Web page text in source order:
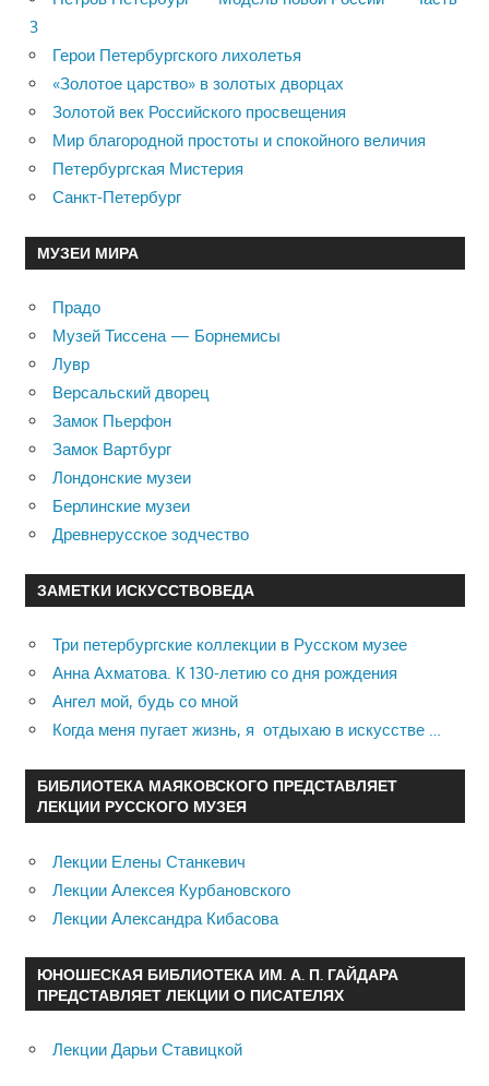
3
Герои Петербургского лихолетья
«Золотое царство» в золотых дворцах
Золотой век Российского просвещения
Мир благородной простоты и спокойного величия
Петербургская Мистерия
Санкт-Петербург
МУЗЕИ МИРА
Прадо
Музей Тиссена — Борнемисы
Лувр
Версальский дворец
Замок Пьерфон
Замок Вартбург
Лондонские музеи
Берлинские музеи
Древнерусское зодчество
ЗАМЕТКИ ИСКУССТВОВЕДА
Три петербургские коллекции в Русском музее
Анна Ахматова. К 130-летию со дня рождения
Ангел мой, будь со мной
Когда меня пугает жизнь, я отдыхаю в искусстве …
БИБЛИОТЕКА МАЯКОВСКОГО ПРЕДСТАВЛЯЕТ
ЛЕКЦИИ РУССКОГО МУЗЕЯ
Лекции Елены Станкевич
Лекции Алексея Курбановского
Лекции Александра Кибасова
ЮНОШЕСКАЯ БИБЛИОТЕКА ИМ. А. П. ГАЙДАРА
ПРЕДСТАВЛЯЕТ ЛЕКЦИИ О ПИСАТЕЛЯХ
Лекции Дарьи Ставицкой